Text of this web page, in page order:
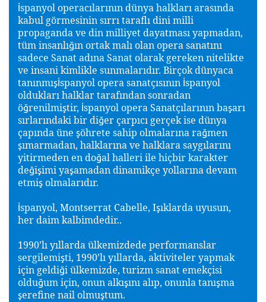
İspanyol operacılarının dünya halkları arasında
kabul görmesinin sırrı taraflı dini milli
propaganda ve din milliyet dayatması yapmadan,
tüm insanlığın ortak malı olan opera sanatını
sadece Sanat adına Sanat olarak gereken nitelikte
ve insani kimlikle sunmalarıdır. Birçok dünyaca
tanınmışİspanyol opera sanatçısının İspanyol
oldukları halklar tarafından sonradan
öğrenilmiştir, İspanyol opera Sanatçılarının başarı
sırlarındaki bir diğer çarpıcı gerçek ise dünya
çapında üne şöhrete sahip olmalarına rağmen
şımarmadan, halklarına ve halklara saygılarını
yitirmeden en doğal halleri ile hiçbir karakter
değişimi yaşamadan dinamikçe yollarına devam
etmiş olmalarıdır.
İspanyol, Montserrat Cabelle, Işıklarda uyusun,
her daim kalbimdedir..
1990’lı yıllarda ülkemizdede performanslar
sergilemişti, 1990’lı yıllarda, aktiviteler yapmak
için geldiği ülkemizde, turizm sanat emekçisi
olduğum için, onun alkışını alıp, onunla tanışma
şerefine nail olmuştum.